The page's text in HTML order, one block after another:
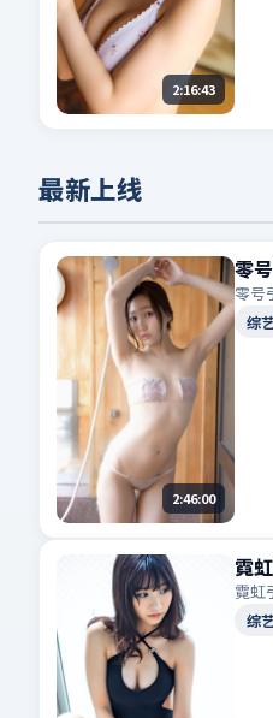
2:16:43
最新上线
2:46:00
零
零号
综
霓
霓虹
综